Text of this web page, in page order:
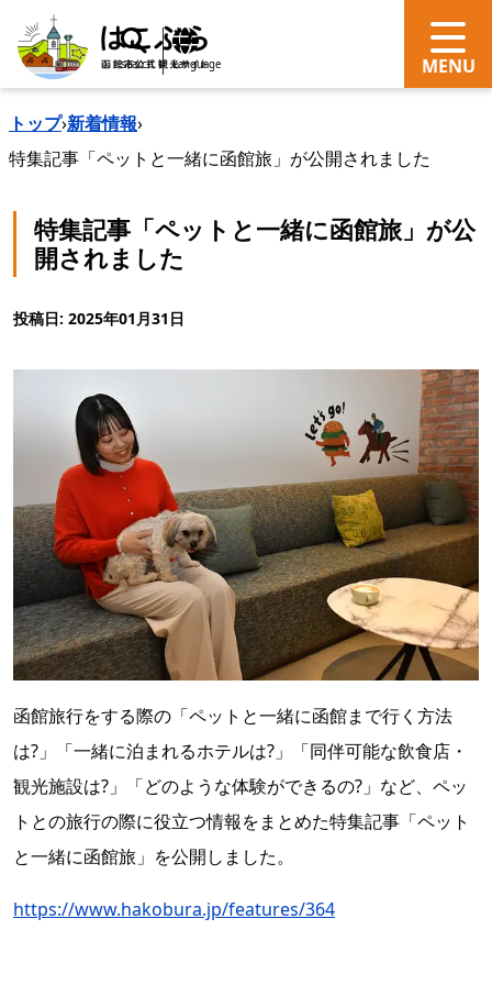
search Language
トップ›新着情報›
特集記事「ペットと一緒に函館旅」が公開されました
特集記事「ペットと一緒に函館旅」が公
開されました
投稿日: 2025年01月31日
函館旅行をする際の「ペットと一緒に函館まで行く方法
は?」「一緒に泊まれるホテルは?」「同伴可能な飲食店・
観光施設は?」「どのような体験ができるの?」など、ペッ
トとの旅行の際に役立つ情報をまとめた特集記事「ペット
と一緒に函館旅」を公開しました。
https://www.hakobura.jp/features/364